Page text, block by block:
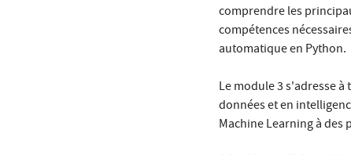
comprendre les
compétences
automatique en Python.
Le module 3 s'adresse
données et en
Machine Learning à